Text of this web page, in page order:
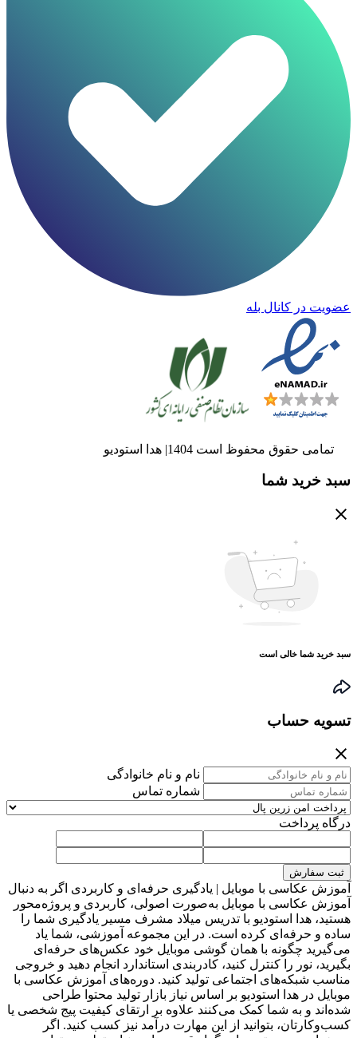
عضویت در کانال بله
تمامی حقوق محفوظ است 1404| هدا استودیو
سبد خرید شما
سبد خرید شما خالی است
تسویه حساب
نام و نام خانوادگی
شماره تماس
درگاه پرداخت
ثبت سفارش
آموزش عکاسی با موبایل | یادگیری حرفه‌ای و کاربردی اگر به دنبال
آموزش عکاسی با موبایل به‌صورت اصولی، کاربردی و پروژه‌محور
هستید، هدا استودیو با تدریس میلاد مشرف مسیر یادگیری شما را
ساده و حرفه‌ای کرده است. در این مجموعه آموزشی، شما یاد
می‌گیرید چگونه با همان گوشی موبایل خود عکس‌های حرفه‌ای
بگیرید، نور را کنترل کنید، کادربندی استاندارد انجام دهید و خروجی
مناسب شبکه‌های اجتماعی تولید کنید. دوره‌های آموزش عکاسی با
موبایل در هدا استودیو بر اساس نیاز بازار تولید محتوا طراحی
شده‌اند و به شما کمک می‌کنند علاوه بر ارتقای کیفیت پیج شخصی یا
کسب‌وکارتان، بتوانید از این مهارت درآمد نیز کسب کنید. اگر